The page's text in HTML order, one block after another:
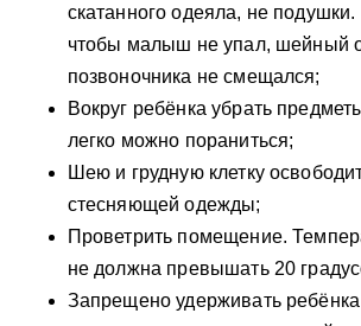
скатанного одеяла, не
чтобы малыш не упал, шейный
позвоночника не смещался;
Вокруг ребёнка убрать
легко можно пораниться;
Шею и грудную клетку
стесняющей одежды;
Проветрить помещение.
не должна превышать 20
Запрещено удерживать ребёнка